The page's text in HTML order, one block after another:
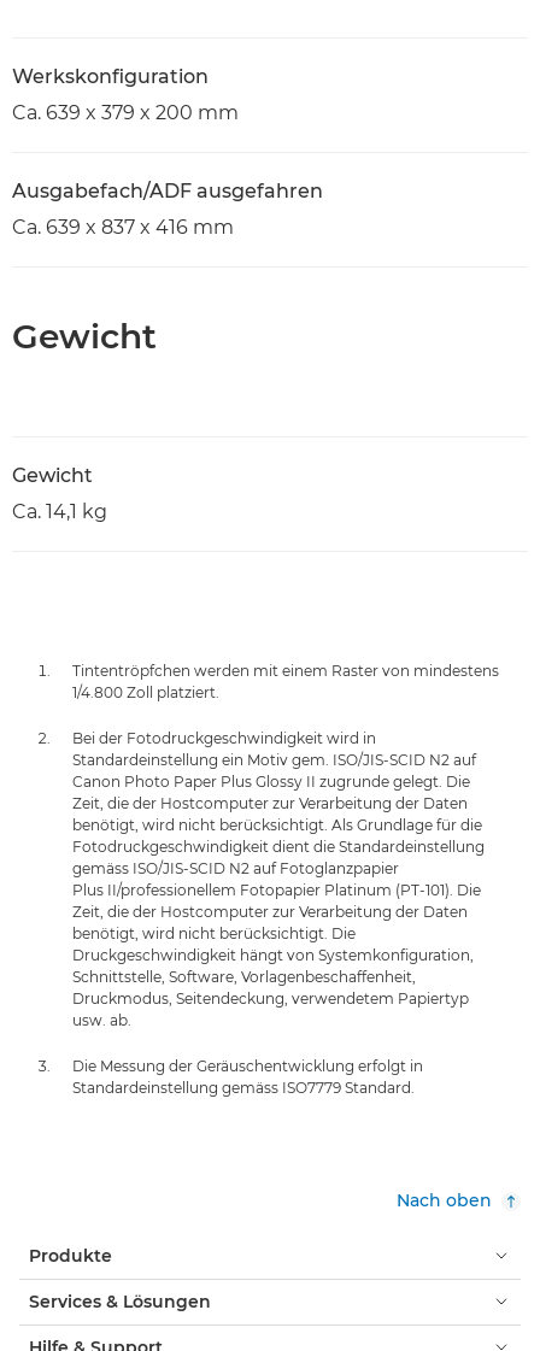
Werkskonfiguration
Ca. 639 x 379 x 200 mm
Ausgabefach/ADF ausgefahren
Ca. 639 x 837 x 416 mm
Gewicht
Gewicht
Ca. 14,1 kg
Tintentröpfchen werden mit einem Raster von mindestens
1/4.800 Zoll platziert.
Bei der Fotodruckgeschwindigkeit wird in
Standardeinstellung ein Motiv gem. ISO/JIS-SCID N2 auf
Canon Photo Paper Plus Glossy II zugrunde gelegt. Die
Zeit, die der Hostcomputer zur Verarbeitung der Daten
benötigt, wird nicht berücksichtigt. Als Grundlage für die
Fotodruckgeschwindigkeit dient die Standardeinstellung
gemäss ISO/JIS-SCID N2 auf Fotoglanzpapier
Plus II/professionellem Fotopapier Platinum (PT-101). Die
Zeit, die der Hostcomputer zur Verarbeitung der Daten
benötigt, wird nicht berücksichtigt. Die
Druckgeschwindigkeit hängt von Systemkonfiguration,
Schnittstelle, Software, Vorlagenbeschaffenheit,
Druckmodus, Seitendeckung, verwendetem Papiertyp
usw. ab.
Die Messung der Geräuschentwicklung erfolgt in
Standardeinstellung gemäss ISO7779 Standard.
Nach oben
Produkte
Services & Lösungen